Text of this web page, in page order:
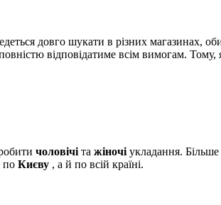
довго шукати в різних магазинах,
відповідатиме всім вимогам.
чоловічі та жіночі укладання.
по Києву , а й по всій країні.